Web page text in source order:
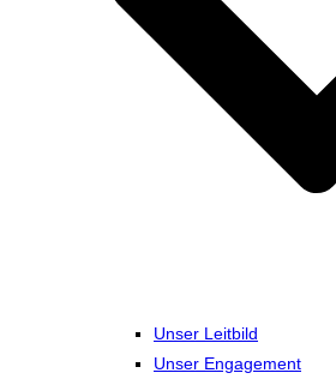
Unser Leitbild
Unser Engagement